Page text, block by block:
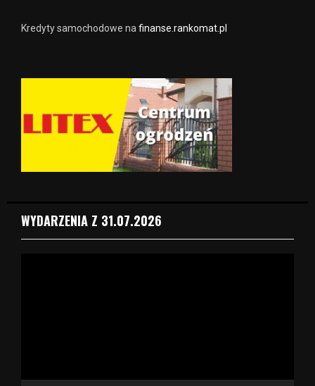
Kredyty samochodowe nafinanse.rankomat.pl
WYDARZENIA Z 31.07.2026
c